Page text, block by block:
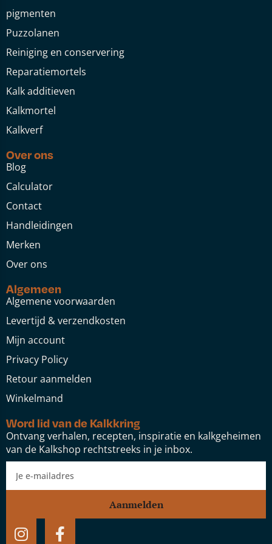
pigmenten
Puzzolanen
Reiniging en conservering
Reparatiemortels
Kalk additieven
Kalkmortel
Kalkverf
Over ons
Blog
Calculator
Contact
Handleidingen
Merken
Over ons
Algemeen
Algemene voorwaarden
Levertijd & verzendkosten
Mijn account
Privacy Policy
Retour aanmelden
Winkelmand
Word lid van de Kalkkring
Ontvang verhalen, recepten, inspiratie en kalkgeheimen
van de Kalkshop rechtstreeks in je inbox.
Aanmelden